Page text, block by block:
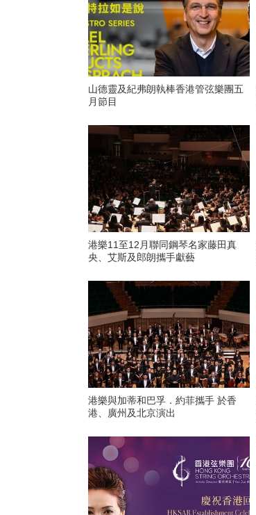
山德靈及紀弗朗執棒香港管弦樂團五
月節目
港樂11至12月聯同鋼琴名家藤田真
央、艾斯及郎朗攜手獻藝
港樂與加蒂和巴孚．約菲攜手 於香
港、廣州及北京演出